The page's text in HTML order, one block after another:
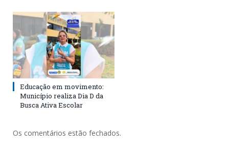
Educação em movimento:
Município realiza Dia D da
Busca Ativa Escolar
Os comentários estão fechados.